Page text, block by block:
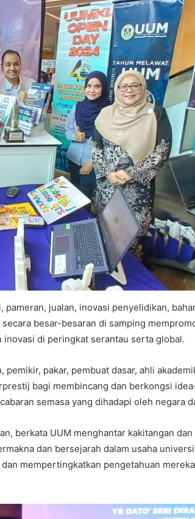
jualan, inovasi penyelidikan,
besar-besaran di samping
inovasi di peringkat serantau serta global.
pakar, pembuat dasar, ahli
bagi membincang dan berkongsi
semasa yang dihadapi oleh negara
berkata UUM menghantar kakitangan
dan bersejarah dalam usaha
mempertingkatkan pengetahuan